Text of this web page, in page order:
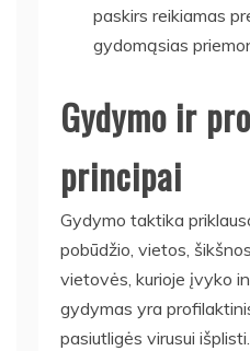
paskirs reikiamas
gydomąsias
Gydymo ir
principai
Gydymo taktika
pobūdžio, vietos,
vietovės, kurioje įvyko
gydymas yra
pasiutligės virusui išplisti.